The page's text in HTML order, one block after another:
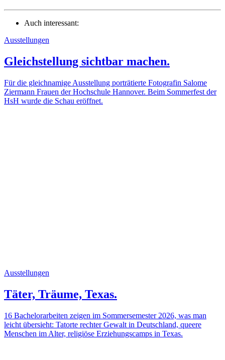
Auch interessant:
Ausstellungen
Gleichstellung sichtbar machen.
Für die gleichnamige Ausstellung porträtierte Fotografin Salome
Ziermann Frauen der Hochschule Hannover. Beim Sommerfest der
HsH wurde die Schau eröffnet.
Ausstellungen
Täter, Träume, Texas.
16 Bachelorarbeiten zeigen im Sommersemester 2026, was man
leicht übersieht: Tatorte rechter Gewalt in Deutschland, queere
Menschen im Alter, religiöse Erziehungscamps in Texas.